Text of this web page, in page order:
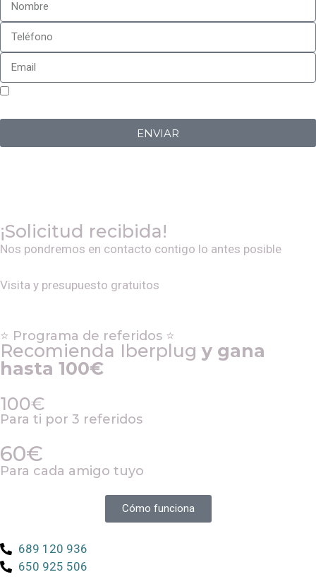
ENVIAR
¡Solicitud recibida!
Nos pondremos en contacto contigo lo antes posible
Visita y presupuesto gratuitos
⭐ Programa de referidos ⭐
Recomienda Iberplug y gana
hasta 100€
100€
Para ti por 3 referidos
60€
Para cada amigo tuyo
Cómo funciona
689 120 936
650 925 506